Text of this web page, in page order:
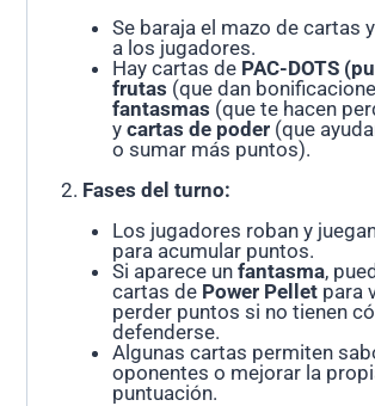
Se baraja el mazo de cartas
a los jugadores.
Hay cartas de PAC-DOTS
frutas (que dan
fantasmas (que te hacen
ycartas de poder (que
o sumar más puntos).
Fases del turno:
Los jugadores roban y
para acumular puntos.
Si aparece unfantasma,
cartas de Power Pellet para
perder puntos si no tienen
defenderse.
Algunas cartas permiten
oponentes o mejorar la
puntuación.